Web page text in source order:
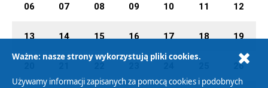
06 07 08 09 10 11 12
13 14 15 16 17 18 19
26
Ważne: nasze strony wykorzystują pliki cookies.
Używamy informacji zapisanych za pomocą cookies i podobnych